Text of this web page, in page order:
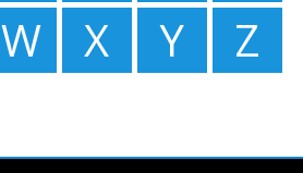
W X Y Z